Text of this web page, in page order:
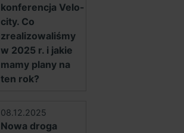
konferencja Velo-
city. Co
zrealizowaliśmy
w 2025 r. i jakie
mamy plany na
ten rok?
08.12.2025
Nowa droga